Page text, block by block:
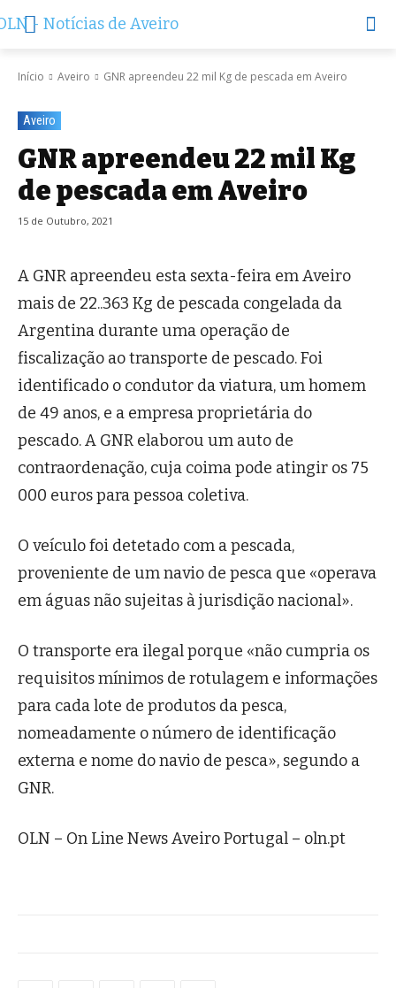
Início Aveiro GNR apreendeu 22 mil Kg de pescada em Aveiro
Aveiro
GNR apreendeu 22 mil Kg
de pescada em Aveiro
15 de Outubro, 2021
A GNR apreendeu esta sexta-feira em Aveiro
mais de 22..363 Kg de pescada congelada da
Argentina durante uma operação de
fiscalização ao transporte de pescado. Foi
identificado o condutor da viatura, um homem
de 49 anos, e a empresa proprietária do
pescado. A GNR elaborou um auto de
contraordenação, cuja coima pode atingir os 75
000 euros para pessoa coletiva.
O veículo foi detetado com a pescada,
proveniente de um navio de pesca que «operava
em águas não sujeitas à jurisdição nacional».
O transporte era ilegal porque «não cumpria os
requisitos mínimos de rotulagem e informações
para cada lote de produtos da pesca,
nomeadamente o número de identificação
externa e nome do navio de pesca», segundo a
GNR.
OLN – On Line News Aveiro Portugal – oln.pt